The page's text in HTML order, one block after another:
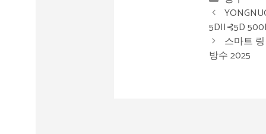
테
고
리
5DII⊰5D
스마트
방수 2025